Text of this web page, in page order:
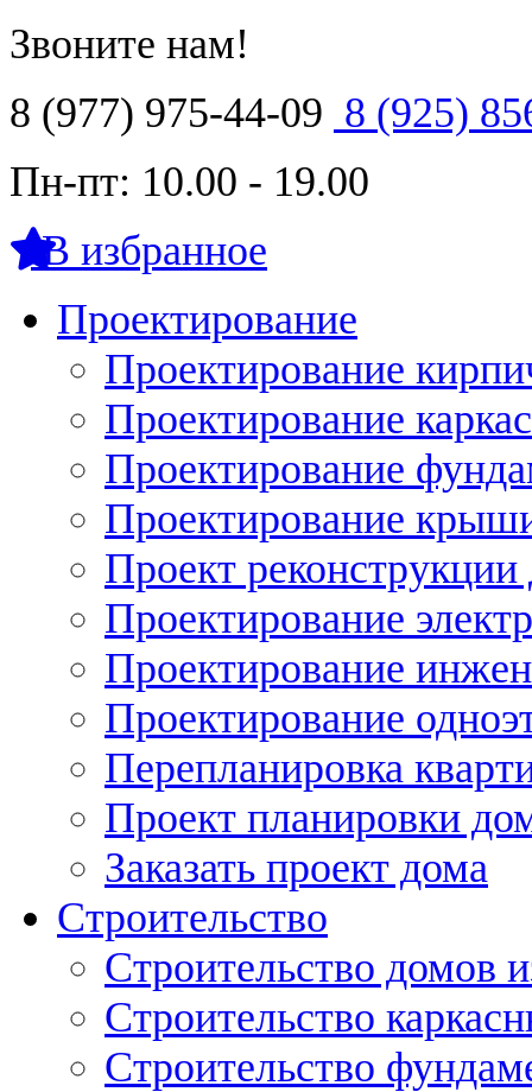
Звоните нам!
8 (977) 975-44-09 8 (925)
Пн-пт: 10.00 - 19.00
В избранное
Проектирование
Проектирование
Проектирование
Проектирование
Проектирование
Проект реконструкции
Проектирование
Проектирование
Проектирование
Перепланировка
Проект планировки
Заказать проект дома
Строительство
Строительство домов
Строительство
Строительство